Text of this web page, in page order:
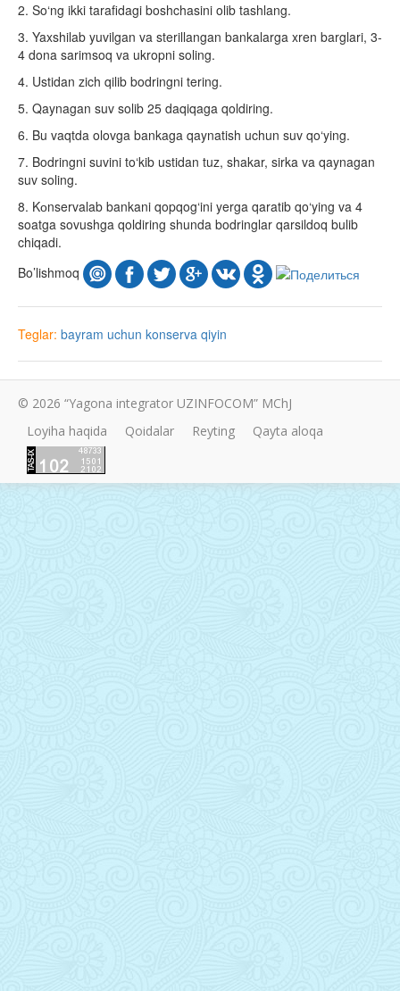
2. So‘ng ikki tarafidagi boshchasini olib tashlang.
3. Yaxshilab yuvilgan va sterillangan bankalarga xren barglari, 3-
4 dona sarimsoq va ukropni soling.
4. Ustidan zich qilib bodringni tering.
5. Qaynagan suv solib 25 daqiqaga qoldiring.
6. Bu vaqtda olovga bankaga qaynatish uchun suv qo‘ying.
7. Bodringni suvini to‘kib ustidan tuz, shakar, sirka va qaynagan
suv soling.
8. Kоnservalab bankani qopqog‘ini yerga qaratib qo‘ying va 4
soatga sovushga qoldiring shunda bodringlar qarsildoq bulib
chiqadi.
Bo’lishmoq
Teglar: bayram uchun konserva qiyin
© 2026 “Yagona integrator UZINFOCOM” MChJ
Loyiha haqida
Qoidalar Reyting Qayta aloqa